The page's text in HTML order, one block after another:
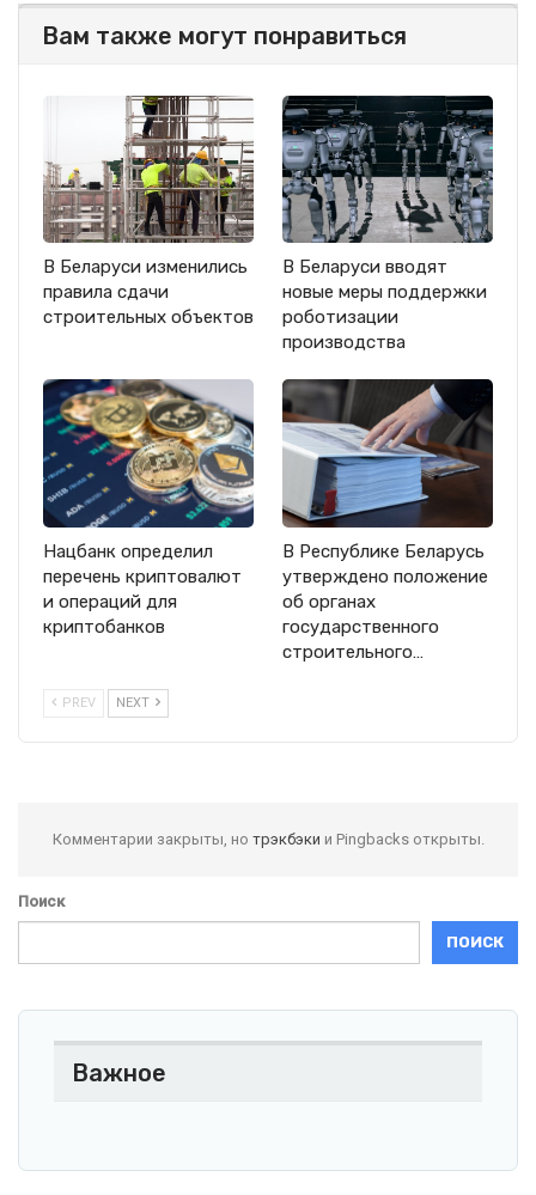
Вам также могут понравиться
В Беларуси изменились
правила сдачи
строительных объектов
В Беларуси вводят
новые меры поддержки
роботизации
производства
Нацбанк определил
перечень криптовалют
и операций для
криптобанков
В Республике Беларусь
утверждено положение
об органах
государственного
строительного…
PREV NEXT
Комментарии закрыты, но трэкбэки и Pingbacks открыты.
Поиск
ПОИСК
Важное